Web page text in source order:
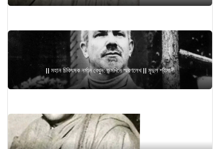
|| মহান চিকিৎসক নর্মান বেথুন: জন্মদিনে স্মরণলেখ || মৃদুল শ্রীমানী